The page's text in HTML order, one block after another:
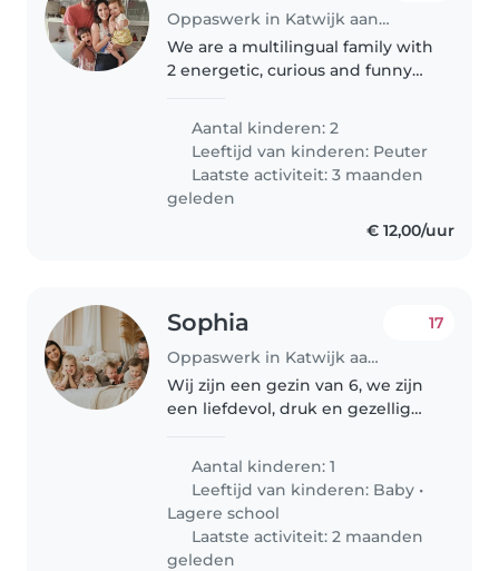
Oppaswerk in Katwijk aan den Rijn
We are a multilingual family with
2 energetic, curious and funny
Babysitter to care for them in
our home. As we speak English,
French and Portuguese,..
Aantal kinderen: 2
Leeftijd van kinderen: Peuter
Laatste activiteit: 3 maanden
geleden
€ 12,00/uur
Sophia
Oppaswerk in Katwijk aan den Rijn
17
Wij zijn een gezin van 6, we zijn
een liefdevol, druk en gezellig
van 1. Ons gezin zoekt een vaste
oppas, iemand..
Aantal kinderen: 1
Leeftijd van kinderen: Baby •
Lagere school
Laatste activiteit: 2 maanden
geleden